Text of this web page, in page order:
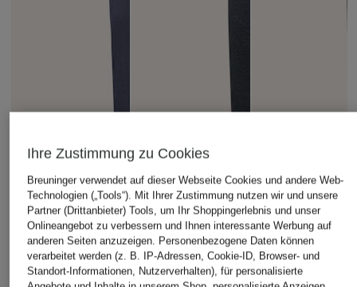
Ihre Zustimmung zu Cookies
Breuninger verwendet auf dieser Webseite Cookies und andere Web-
Technologien („Tools“). Mit Ihrer Zustimmung nutzen wir und unsere
Partner (Drittanbieter) Tools, um Ihr Shoppingerlebnis und unser
Onlineangebot zu verbessern und Ihnen interessante Werbung auf
anderen Seiten anzuzeigen. Personenbezogene Daten können
verarbeitet werden (z. B. IP-Adressen, Cookie-ID, Browser- und
Standort-Informationen, Nutzerverhalten), für personalisierte